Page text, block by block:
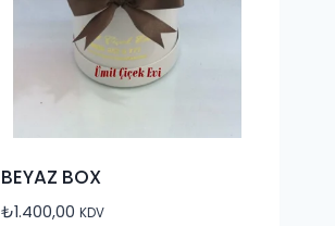
BEYAZ BOX
₺1.400,00 KDV